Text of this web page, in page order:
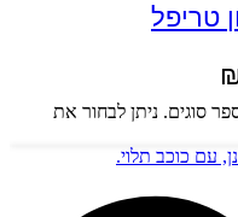
טריפל
סוגים. ניתן לבחור את